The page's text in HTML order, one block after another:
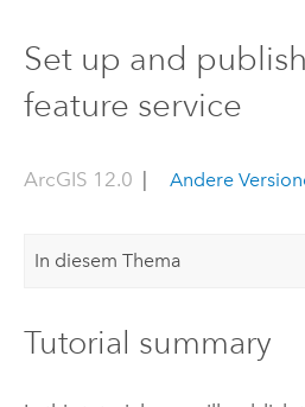
Set up and
feature service
ArcGIS 12.0 Andere
In diesem Thema
Tutorial summary